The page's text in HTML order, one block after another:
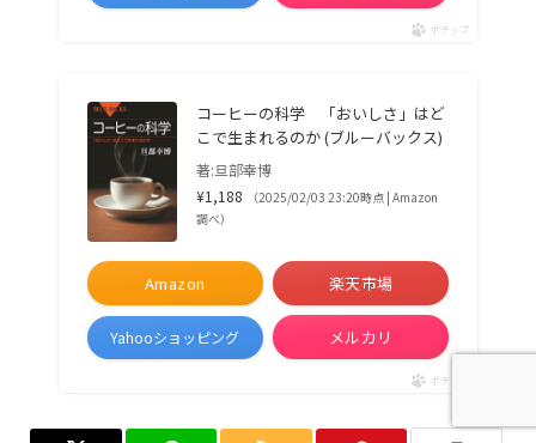
ポチップ
コーヒーの科学 「おいしさ」はど
こで生まれるのか (ブルーバックス)
著:旦部幸博
¥1,188
（2025/02/03 23:20時点 | Amazon
調べ）
Amazon 楽天市場
Yahooショッピング メルカリ
ポチップ